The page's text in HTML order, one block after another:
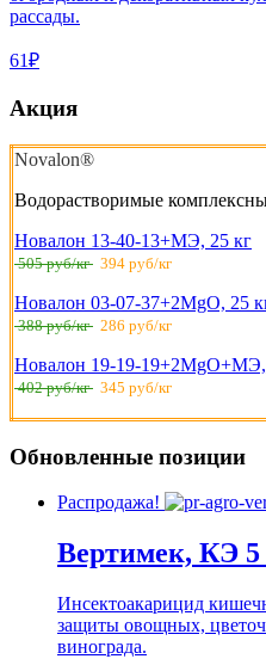
рассады.
61₽
Акция
Novalon®
Водорастворимые
Новалон 13-40-13+МЭ, 25 кг
505 руб/кг 394 руб/кг
Новалон 03-07-37+2MgO, 25
388 руб/кг 286 руб/кг
Новалон 19-19-19+2MgO+МЭ,
402 руб/кг 345 руб/кг
Обновленные позиции
Распродажа!
Вертимек, КЭ 5
Инсектоакарицид
защиты овощных,
винограда.